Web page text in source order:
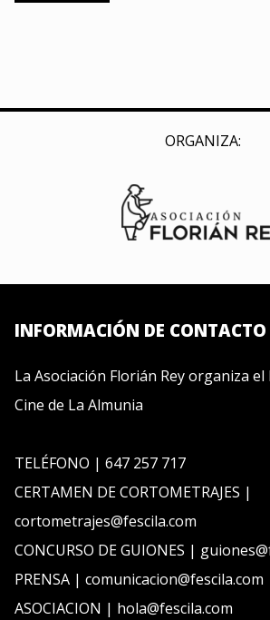
ORGANIZA:
INFORMACIÓN DE CONTACTO
La Asociación Florián Rey organiza el
Cine de La Almunia
TELÉFONO | 647 257 717
CERTAMEN DE CORTOMETRAJES |
cortometrajes@fescila.com
CONCURSO DE GUIONES |
PRENSA | comunicacion@fescila.com
ASOCIACION | hola@fescila.com